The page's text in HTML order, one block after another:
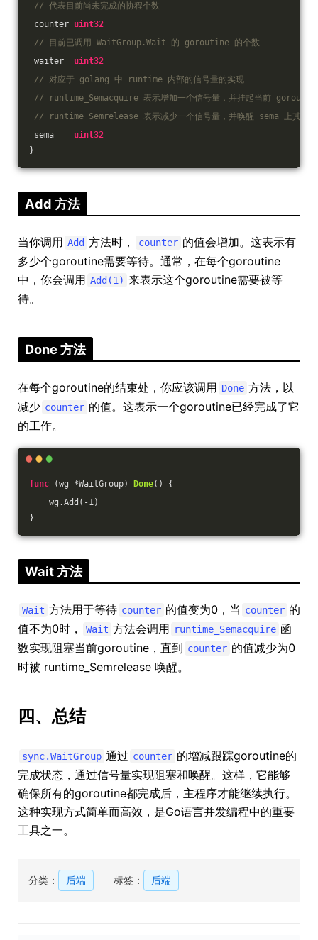
// 代表目前尚未完成的协程个数
counter uint32
// 目前已调用 WaitGroup.Wait 的 goroutine 的个数
waiter uint32
// 对应于 golang 中 runtime 内部的信号量的实现
// runtime_Semacquire 表示增加一个信号量，并挂起当前
// runtime_Semrelease 表示减少一个信号量，并唤醒 sema 上其中
sema uint32
}
Add 方法
当你调用 Add 方法时， counter 的值会增加。这表示有
多少个goroutine需要等待。通常，在每个goroutine
中，你会调用 Add(1) 来表示这个goroutine需要被等
待。
Done 方法
在每个goroutine的结束处，你应该调用 Done 方法，以
减少 counter 的值。这表示一个goroutine已经完成了它
的工作。
func (wg *WaitGroup) Done()
{
wg.Add( -1)
}
Wait 方法
Wait 方法用于等待 counter 的值变为0，当 counter 的
值不为0时，
Wait 方法会调用 runtime_Semacquire 函
数实现阻塞当前goroutine，直到 counter 的值减少为0
时被 runtime_Semrelease 唤醒。
四、总结
sync.WaitGroup 通过 counter 的增减跟踪goroutine的
完成状态，通过信号量实现阻塞和唤醒。这样，它能够
确保所有的goroutine都完成后，主程序才能继续执行。
这种实现方式简单而高效，是Go语言并发编程中的重要
工具之一。
分类： 后端 标签： 后端